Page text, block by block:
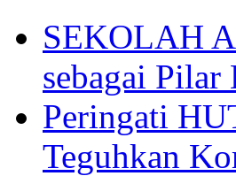
SEKOLAH
sebagai Pilar
Peringati
Teguhkan